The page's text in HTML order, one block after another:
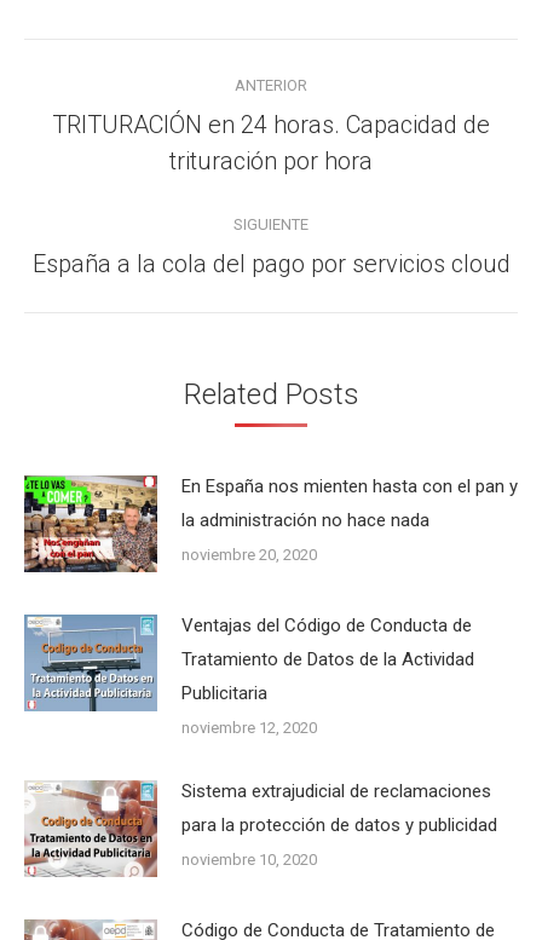
entre
publicaciones
ANTERIOR
Publicación
anterior:
TRITURACIÓN en 24 horas. Capacidad de
trituración por hora
SIGUIENTE
Publicación
España a la cola del pago por servicios cloud
Related Posts
En España nos mienten hasta con el pan y
la administración no hace nada
noviembre 20, 2020
Ventajas del Código de Conducta de
Tratamiento de Datos de la Actividad
Publicitaria
noviembre 12, 2020
Sistema extrajudicial de reclamaciones
para la protección de datos y publicidad
noviembre 10, 2020
Código de Conducta de Tratamiento de